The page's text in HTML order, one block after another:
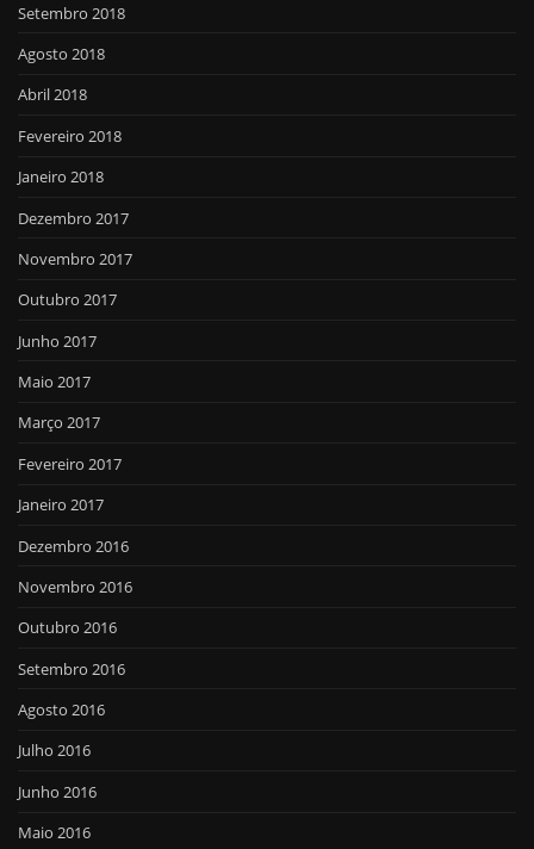
Setembro 2018
Agosto 2018
Abril 2018
Fevereiro 2018
Janeiro 2018
Dezembro 2017
Novembro 2017
Outubro 2017
Junho 2017
Maio 2017
Março 2017
Fevereiro 2017
Janeiro 2017
Dezembro 2016
Novembro 2016
Outubro 2016
Setembro 2016
Agosto 2016
Julho 2016
Junho 2016
Maio 2016